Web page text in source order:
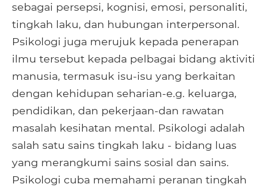
sebagai persepsi, kognisi, emosi, personaliti,
tingkah laku, dan hubungan interpersonal.
Psikologi juga merujuk kepada penerapan
ilmu tersebut kepada pelbagai bidang aktiviti
manusia, termasuk isu-isu yang berkaitan
dengan kehidupan seharian-e.g. keluarga,
pendidikan, dan pekerjaan-dan rawatan
masalah kesihatan mental. Psikologi adalah
salah satu sains tingkah laku - bidang luas
yang merangkumi sains sosial dan sains.
Psikologi cuba memahami peranan tingkah